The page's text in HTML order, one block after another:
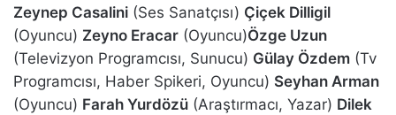
Zeynep Casalini (Ses Sanatçısı) Çiçek Dilligil
(Oyuncu) Zeyno Eracar (Oyuncu)Özge Uzun
(Televizyon Programcısı, Sunucu) Gülay Özdem (Tv
Programcısı, Haber Spikeri, Oyuncu) Seyhan Arman
(Oyuncu) Farah Yurdözü (Araştırmacı, Yazar) Dilek